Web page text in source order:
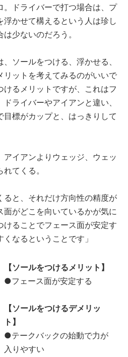
。ドライバーで打つ場合は、プ
浮かせて構えるという人は珍し
少ないのだろう。
、ソールをつける、浮かせる、
リットを考えてみるのがいいで
けるメリットですが、これはフ
ライバーやアイアンと違い、
標がカップと、はっきりして
アイアンよりウェッジ、ウェッ
てくる。
ると、それだけ方向性の精度が
がどこを向いているかが気に
けることでフェース面が安定す
なるということです」
【ソールをつけるメリット】
●フェース面が安定する
【ソールをつけるデメリッ
ト】
●テークバックの始動で力が
入りやすい